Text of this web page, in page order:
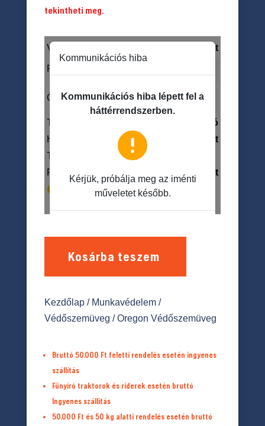
tekintheti meg.
Kosárba teszem
Kezdőlap/ Munkavédelem/
Védőszemüveg / Oregon Védőszemüveg
Bruttó 50.000 Ft feletti rendelés esetén ingyenes
szállítás
Fűnyíró traktorok és riderek esetén bruttó
Ingyenes szállítás
50.000 Ft és 50 kg alatti rendelés esetén bruttó